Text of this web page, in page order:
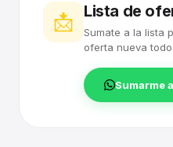
📩 Lista de
Sumate a la lista
oferta nueva
Sumarme